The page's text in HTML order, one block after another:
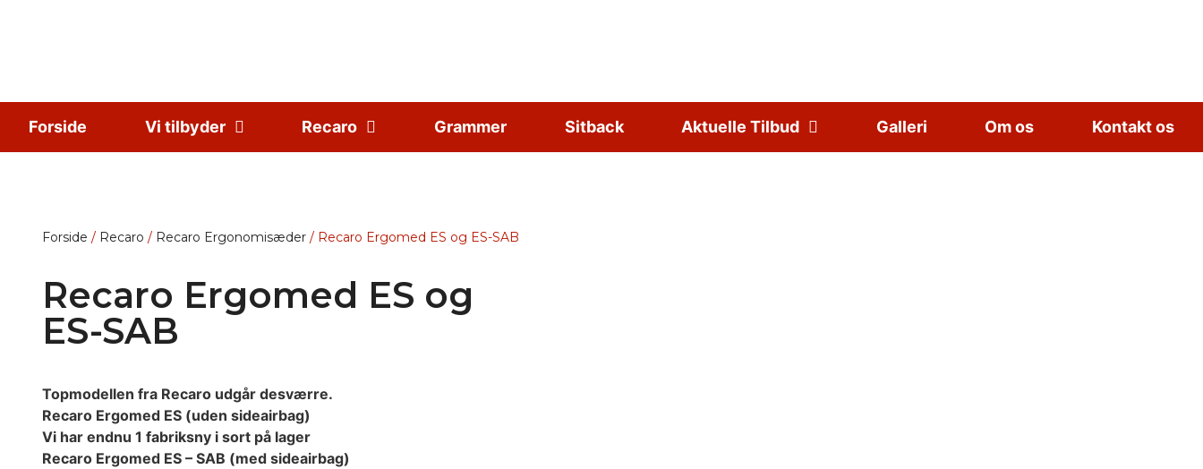
Forside Vi tilbyder Recaro Grammer Sitback Aktuelle Tilbud Galleri Om os Kontakt os
Forside / Recaro / Recaro Ergonomisæder / Recaro Ergomed ES og ES-SAB
Recaro Ergomed ES og
ES-SAB
Topmodellen fra Recaro udgår desværre.
Recaro Ergomed ES (uden sideairbag)
Vi har endnu 1 fabriksny i sort på lager
Recaro Ergomed ES – SAB (med sideairbag)